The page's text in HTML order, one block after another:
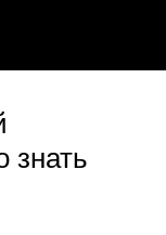
знать